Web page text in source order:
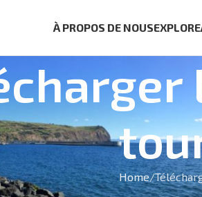
À PROPOS DE NOUSEXPLORE
Home